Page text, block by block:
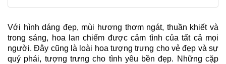
Với hình dáng đẹp, mùi hương thơm ngát, thuần khiết và
trong sáng, hoa lan chiếm được cảm tình của tất cả mọi
người. Đây cũng là loài hoa tượng trưng cho vẻ đẹp và sự
quý phái, tượng trưng cho tình yêu bền đẹp. Những cặp